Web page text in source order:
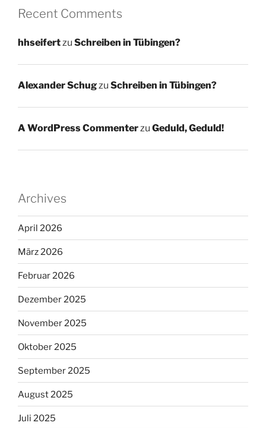
Recent Comments
hhseifertzu Schreiben in Tübingen?
Alexander Schugzu Schreiben in Tübingen?
A WordPress Commenterzu Geduld, Geduld!
Archives
April 2026
März 2026
Februar 2026
Dezember 2025
November 2025
Oktober 2025
September 2025
August 2025
Juli 2025